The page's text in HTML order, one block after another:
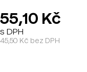
55,10 Kč
s DPH
45,50 Kč bez DPH